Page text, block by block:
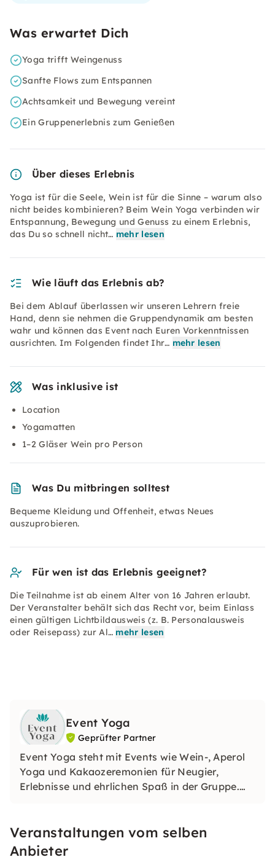
Was erwartet Dich
Yoga trifft Weingenuss
Sanfte Flows zum Entspannen
Achtsamkeit und Bewegung vereint
Ein Gruppenerlebnis zum Genießen
Über dieses Erlebnis
Yoga ist für die Seele, Wein ist für die Sinne – warum also
nicht beides kombinieren? Beim Wein Yoga verbinden wir
Entspannung, Bewegung und Genuss zu einem Erlebnis,
das Du so schnell nicht… mehr lesen
Wie läuft das Erlebnis ab?
Bei dem Ablauf überlassen wir unseren Lehrern freie
Hand, denn sie nehmen die Gruppendynamik am besten
wahr und können das Event nach Euren Vorkenntnissen
ausrichten. Im Folgenden findet Ihr… mehr lesen
Was inklusive ist
Location
Yogamatten
1–2 Gläser Wein pro Person
Was Du mitbringen solltest
Bequeme Kleidung und Offenheit, etwas Neues
auszuprobieren.
Für wen ist das Erlebnis geeignet?
Die Teilnahme ist ab einem Alter von 16 Jahren erlaubt.
Der Veranstalter behält sich das Recht vor, beim Einlass
einen gültigen Lichtbildausweis (z. B. Personalausweis
oder Reisepass) zur Al… mehr lesen
Event Yoga
Geprüfter Partner
Event Yoga steht mit Events wie Wein-, Aperol
Yoga und Kakaozeremonien für Neugier,
Erlebnisse und ehrlichen Spaß in der Gruppe.
Geburtstage, Städtetrips oder auch
Junggesellenabschiede (JGAs).
Veranstaltungen vom selben
Anbieter